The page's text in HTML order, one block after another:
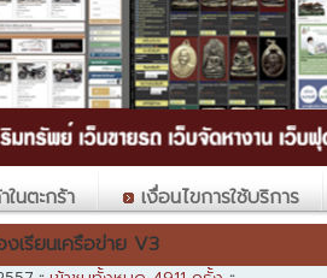
นตะกร้า เงื่อนไขการใช้บริการ
งเรียนเครือข่าย V3